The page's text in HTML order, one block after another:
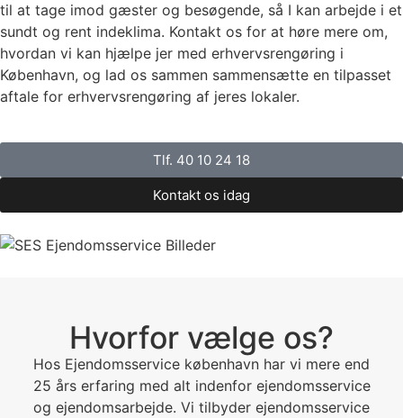
til at tage imod gæster og besøgende, så I kan arbejde i et
sundt og rent indeklima. Kontakt os for at høre mere om,
hvordan vi kan hjælpe jer med erhvervsrengøring i
København, og lad os sammen sammensætte en tilpasset
aftale for erhvervsrengøring af jeres lokaler.
Tlf. 40 10 24 18
Kontakt os idag
Hvorfor vælge os?
Hos Ejendomsservice københavn har vi mere end
25 års erfaring med alt indenfor ejendomsservice
og ejendomsarbejde. Vi tilbyder ejendomsservice